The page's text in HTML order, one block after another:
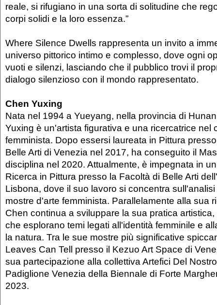
reale, si rifugiano in una sorta di solitudine che
corpi solidi e la loro essenza.”
Where Silence Dwells rappresenta un invito a
universo pittorico intimo e complesso, dove ogni
vuoti e silenzi, lasciando che il pubblico trovi il
dialogo silenzioso con il mondo rappresentato.
Chen Yuxing
Nata nel 1994 a Yueyang, nella provincia di
Yuxing è un'artista figurativa e una ricercatrice nel
femminista. Dopo essersi laureata in Pittura
Belle Arti di Venezia nel 2017, ha conseguito il
disciplina nel 2020. Attualmente, è impegnata in
Ricerca in Pittura presso la Facoltà di Belle Arti
Lisbona, dove il suo lavoro si concentra
mostre d'arte femminista. Parallelamente alla sua
Chen continua a sviluppare la sua pratica
che esplorano temi legati all'identità femminile e
la natura. Tra le sue mostre più significative
Leaves Can Tell presso il Kezuo Art Space di
sua partecipazione alla collettiva Artefici Del
Padiglione Venezia della Biennale di Forte
2023.